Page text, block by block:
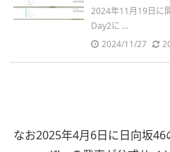
2024年11月19日に
Day2に ...
2024/11/27
なお2025年4月6日に日向坂